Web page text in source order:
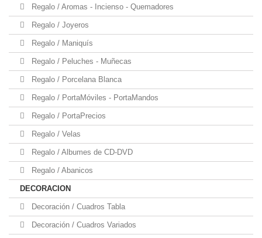
Regalo / Aromas - Incienso - Quemadores
Regalo / Joyeros
Regalo / Maniquís
Regalo / Peluches - Muñecas
Regalo / Porcelana Blanca
Regalo / PortaMóviles - PortaMandos
Regalo / PortaPrecios
Regalo / Velas
Regalo / Albumes de CD-DVD
Regalo / Abanicos
DECORACION
Decoración / Cuadros Tabla
Decoración / Cuadros Variados